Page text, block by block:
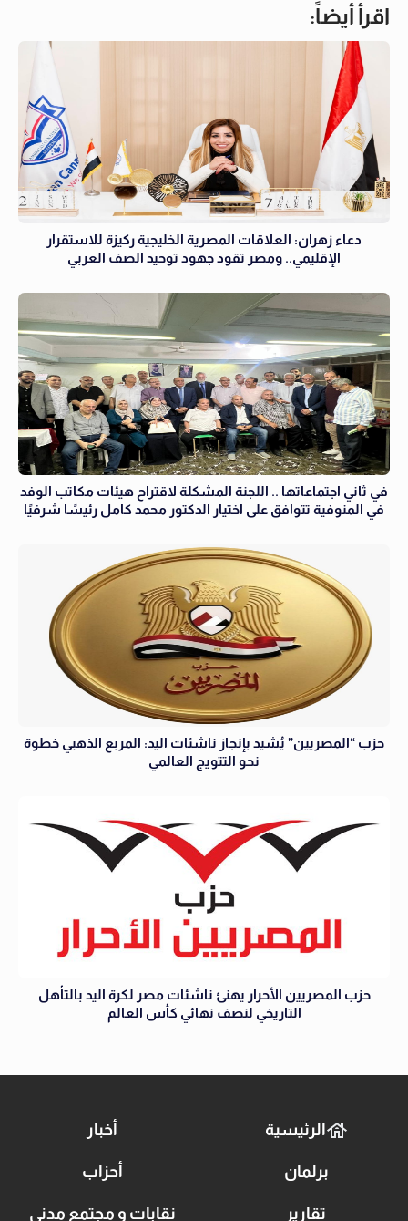
اقرأ أيضاً:
دعاء زهران: العلاقات المصرية الخليجية ركيزة للاستقرار
الإقليمي.. ومصر تقود جهود توحيد الصف العربي
في ثاني اجتماعاتها .. اللجنة المشكلة لاقتراح هيئات مكاتب الوفد
في المنوفية تتوافق على اختيار الدكتور محمد كامل رئيسًا شرفيًا
حزب “المصريين” يُشيد بإنجاز ناشئات اليد: المربع الذهبي خطوة
نحو التتويج العالمي
حزب المصريين الأحرار يهنئ ناشئات مصر لكرة اليد بالتأهل
التاريخي لنصف نهائي كأس العالم
الرئيسية أخبار
برلمان أحزاب
تقارير نقابات و مجتمع مدني